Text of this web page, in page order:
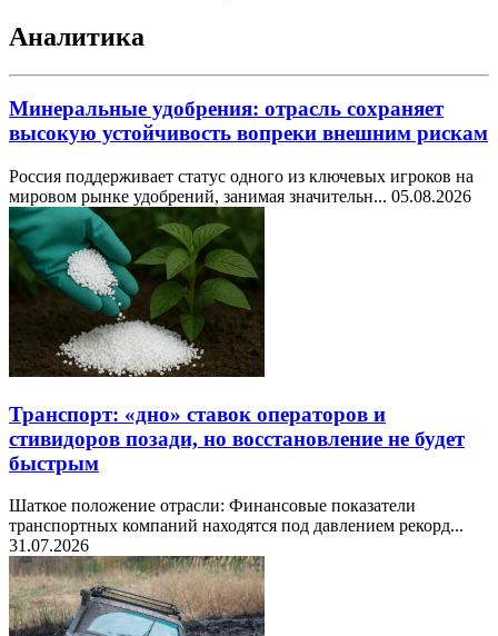
Аналитика
Минеральные удобрения: отрасль сохраняет
высокую устойчивость вопреки внешним рискам
Россия поддерживает статус одного из ключевых игроков на
мировом рынке удобрений, занимая значительн... 05.08.2026
Транспорт: «дно» ставок операторов и
стивидоров позади, но восстановление не будет
быстрым
Шаткое положение отрасли: Финансовые показатели
транспортных компаний находятся под давлением рекорд...
31.07.2026